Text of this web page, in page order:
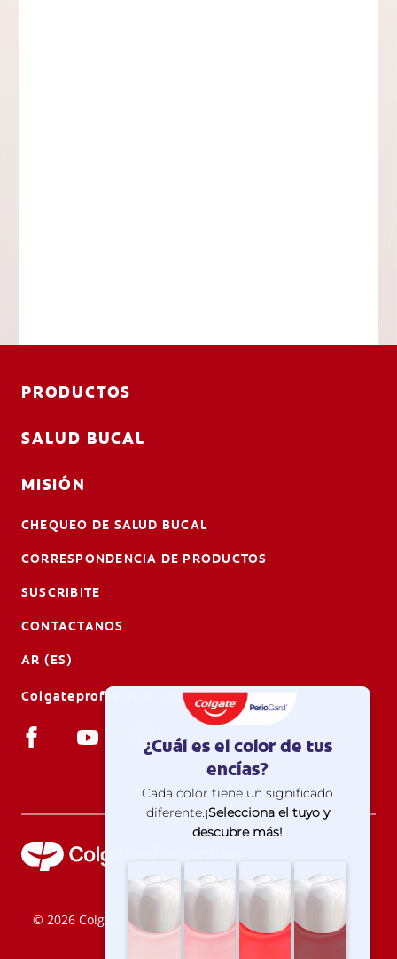
PRODUCTOS
SALUD BUCAL
MISIÓN
CHEQUEO DE SALUD BUCAL
CORRESPONDENCIA DE PRODUCTOS
SUSCRIBITE
CONTACTANOS
AR (ES)
Colgateprofesional.com.ar
© 2026 Colgate-Palmolive Company. Todos los derechos
reservados.